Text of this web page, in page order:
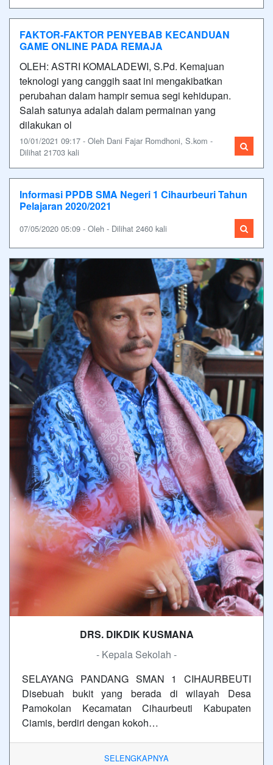
FAKTOR-FAKTOR PENYEBAB KECANDUAN
GAME ONLINE PADA REMAJA
OLEH: ASTRI KOMALADEWI, S.Pd. Kemajuan
teknologi yang canggih saat ini mengakibatkan
perubahan dalam hampir semua segi kehidupan.
Salah satunya adalah dalam permainan yang
dilakukan ol
10/01/2021 09:17 - Oleh Dani Fajar Romdhoni, S.kom -
Dilihat 21703 kali
Informasi PPDB SMA Negeri 1 Cihaurbeuri Tahun
Pelajaran 2020/2021
07/05/2020 05:09 - Oleh - Dilihat 2460 kali
DRS. DIKDIK KUSMANA
- Kepala Sekolah -
SELAYANG PANDANG SMAN 1 CIHAURBEUTI
Disebuah bukit yang berada di wilayah Desa
Pamokolan Kecamatan Cihaurbeuti Kabupaten
Ciamis, berdiri dengan kokoh…
SELENGKAPNYA